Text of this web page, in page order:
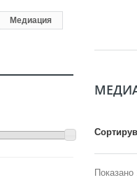
Медиация
Показано